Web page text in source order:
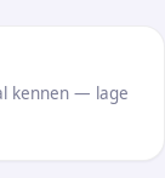
kennen — lage